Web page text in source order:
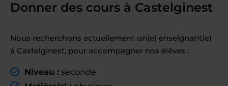
Donner des cours à Castelginest
Nous recherchons actuellement un(e) enseignant(e)
à Castelginest, pour accompagner nos élèves :
Niveau : seconde